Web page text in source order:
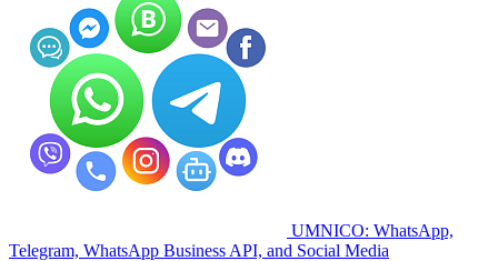
UMNICO: WhatsApp,
Telegram, WhatsApp Business API, and Social Media